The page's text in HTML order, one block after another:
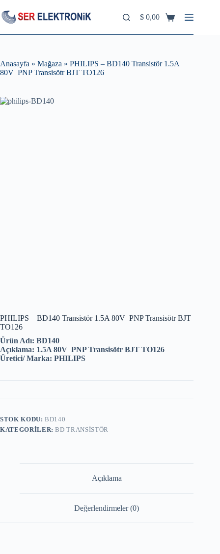
to
content
Shopping
$ 0,00
Anasayfa » Mağaza » PHILIPS – BD140 Transistör 1.5A
80V PNP Transisötr BJT TO126
PHILIPS – BD140 Transistör 1.5A 80V PNP Transisötr BJT
TO126
Ürün Adı: BD140
Açıklama: 1.5A 80V PNP Transisötr BJT TO126
Üretici/ Marka: PHILIPS
STOK KODU:BD140
KATEGORILER:BD TRANSISTÖR
Açıklama
Değerlendirmeler (0)